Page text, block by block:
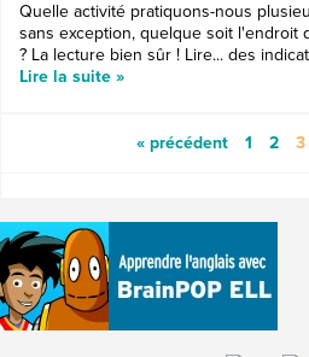
Quelle activité pratiquons-nous
sans exception, quelque soit l'endroit
? La lecture bien sûr ! Lire... des
Lire la suite »
« précédent 1 2 3